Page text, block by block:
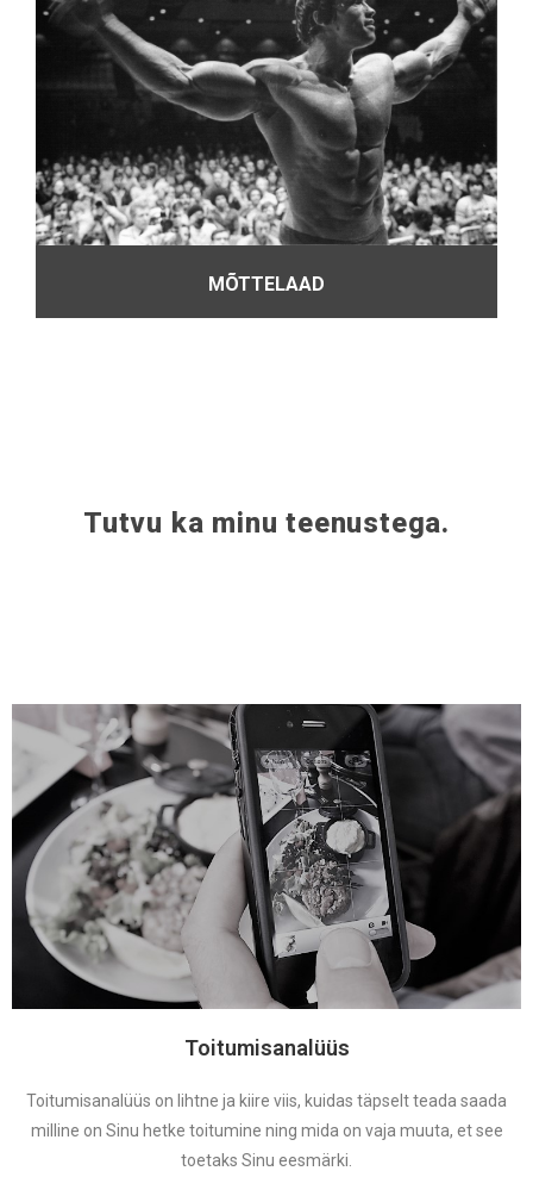
MÕTTELAAD
Tutvu ka minu teenustega.
Toitumisanalüüs
Toitumisanalüüs on lihtne ja kiire viis, kuidas täpselt teada saada
milline on Sinu hetke toitumine ning mida on vaja muuta, et see
toetaks Sinu eesmärki.